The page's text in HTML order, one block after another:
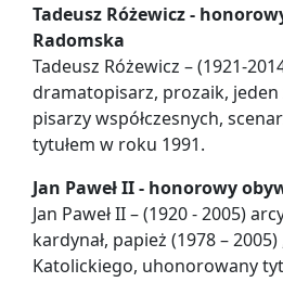
Tadeusz Różewicz -
Radomska
Tadeusz Różewicz – (1921-
dramatopisarz, prozaik,
pisarzy współczesnych,
tytułem w roku 1991.
Jan Paweł II - honorowy
Jan Paweł II – (1920 - 2005)
kardynał, papież (1978 – 2005)
Katolickiego, uhonorowany